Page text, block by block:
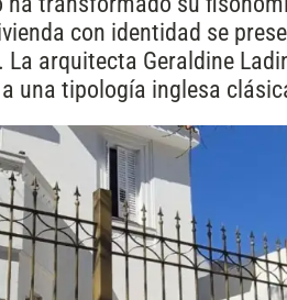
con identidad se
arquitecta Geraldine
una tipología inglesa